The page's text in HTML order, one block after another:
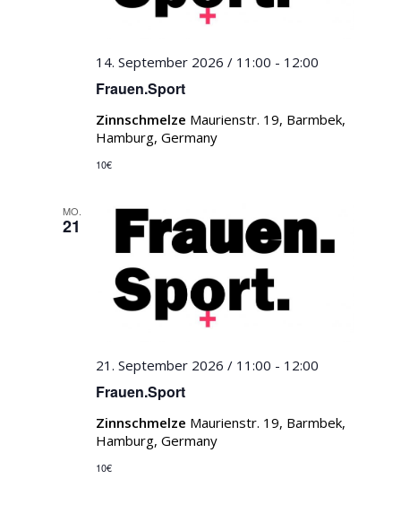
Frauen.Sport
14. September 2026 / 11:00 - 12:00
Zinnschmelze Maurienstr. 19, Barmbek,
Hamburg, Germany
10€
MO.
21
Frauen.Sport
21. September 2026 / 11:00 - 12:00
Zinnschmelze Maurienstr. 19, Barmbek,
Hamburg, Germany
10€